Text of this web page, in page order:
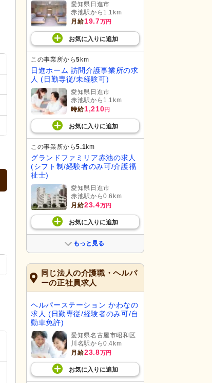
愛知県日進市
赤池駅から1.1km
月給19.7万円
お気に入り に追加
この事業所から5km
日進ホーム 訪問介護事業所の求
人 (日勤専従/未経験可)
愛知県日進市
赤池駅から1.1km
時給1,210円
お気に入り に追加
この事業所から5.1km
グランドファミリア赤池の求人
(シフト制/経験者のみ可/介護福
祉士)
愛知県日進市
赤池駅から0.6km
月給23.4万円
お気に入り に追加
もっと見る
同じ法人の介護職・ヘルパ
ーの正社員求人
ヘルパーステーション かわなの
求人 (日勤専従/経験者のみ可/自
動車免許)
愛知県名古屋市昭和区
川名駅から0.4km
月給23.8万円
お気に入り に追加